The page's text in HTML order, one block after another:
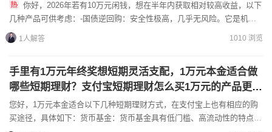
几种产品可供考虑：-国债逆回购：安全性极高，几乎无风险。它是机构
以国债质押向投资者借款，投资者将钱借给机构，获得固定利...
1人解答 1010 浏览
手里有1万元年终奖想短期灵活支配，1万元本金适合做
哪些短期理财？支付宝短期理财怎么买1万元的产品更合
适？
您好，1万元本金适合以下几种短期理财方式，在支付宝上也有相应的购
买途径，具体如下：货币基金：货币基金具有低门槛、高流动性的特点，